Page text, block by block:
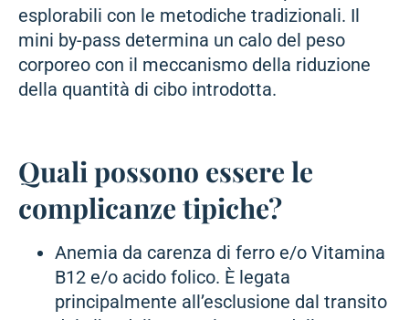
esplorabili con le metodiche tradizionali. Il
mini by-pass determina un calo del peso
corporeo con il meccanismo della riduzione
della quantità di cibo introdotta.
Quali possono essere le
complicanze tipiche?
Anemia da carenza di ferro e/o Vitamina
B12 e/o acido folico. È legata
principalmente all’esclusione dal transito